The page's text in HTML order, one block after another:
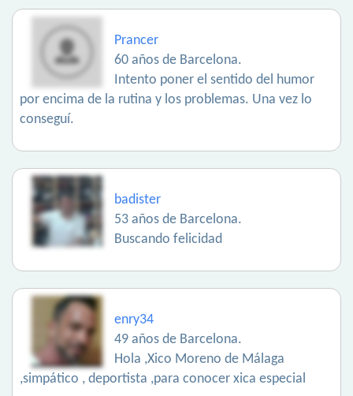
Prancer
60 años de Barcelona.
Intento poner el sentido del humor
por encima de la rutina y los problemas. Una vez lo
conseguí.
badister
53 años de Barcelona.
Buscando felicidad
enry34
49 años de Barcelona.
Hola ,Xico Moreno de Málaga
,simpático , deportista ,para conocer xica especial